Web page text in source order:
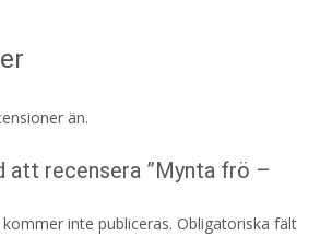
än.
att recensera ”Mynta frö –
inte publiceras. Obligatoriska fält